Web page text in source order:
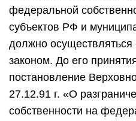
федеральной
субъектов РФ и
должно
законом. До его
постановление
27.12.91 г. «О
собственности на